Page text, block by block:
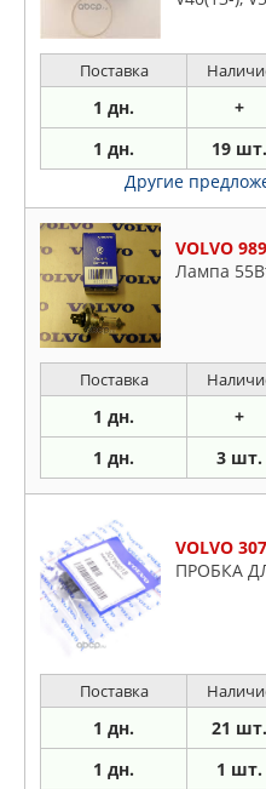
Поставка
1 дн. +
1 дн. 19 шт.
Другие
VOLVO
Лампа
Поставка
1 дн. +
1 дн. 3 шт.
VOLVO
ПРОБКА
Поставка
1 дн. 21 шт.
1 дн. 1 шт.